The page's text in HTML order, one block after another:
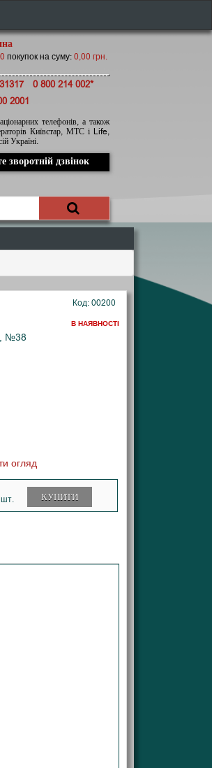
0 покупок на суму:0,00 грн.
0 800 214 002*
2001
телефонів, а також
Київстар, МТС і Life,
Україні.
зворотній дзвінок
Код: 00200
В НАЯВНОСТІ
№38
огляд
шт. КУПИТИ